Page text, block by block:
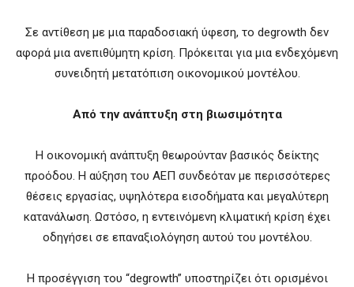
Σε αντίθεση με μια παραδοσιακή ύφεση, το degrowth δεν
αφορά μια ανεπιθύμητη κρίση. Πρόκειται για μια ενδεχόμενη
συνειδητή μετατόπιση οικονομικού μοντέλου.
Από την ανάπτυξη στη βιωσιμότητα
Η οικονομική ανάπτυξη θεωρούνταν βασικός δείκτης
προόδου. Η αύξηση του ΑΕΠ συνδεόταν με περισσότερες
θέσεις εργασίας, υψηλότερα εισοδήματα και μεγαλύτερη
κατανάλωση. Ωστόσο, η εντεινόμενη κλιματική κρίση έχει
οδηγήσει σε επαναξιολόγηση αυτού του μοντέλου.
Η προσέγγιση του “degrowth” υποστηρίζει ότι ορισμένοι